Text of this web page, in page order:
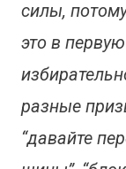
силы,
это в
разные
“давайте